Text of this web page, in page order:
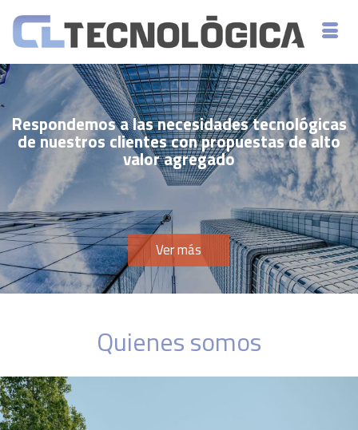
Respondemos a las necesidades tecnológicas
de nuestros clientes con propuestas de alto
valor agregado
Ver más
Quienes somos